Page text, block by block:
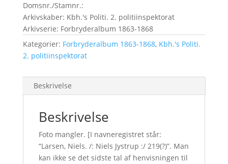
Domsnr./Stamnr.:
Arkivskaber: Kbh.'s Politi. 2. politiinspektorat
Arkivserie: Forbryderalbum 1863-1868
Kategorier: Forbryderalbum 1863-1868, Kbh.'s Politi.
2. politiinspektorat
Beskrivelse
Beskrivelse
Foto mangler. [I navneregistret står:
“Larsen, Niels. /: Niels Jystrup :/ 219(?)”. Man
kan ikke se det sidste tal af henvisningen til